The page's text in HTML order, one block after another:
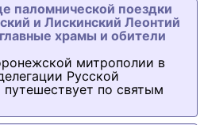
паломнической поездки
и Лискинский Леонтий
храмы и обители
митрополии в
Русской
по святым